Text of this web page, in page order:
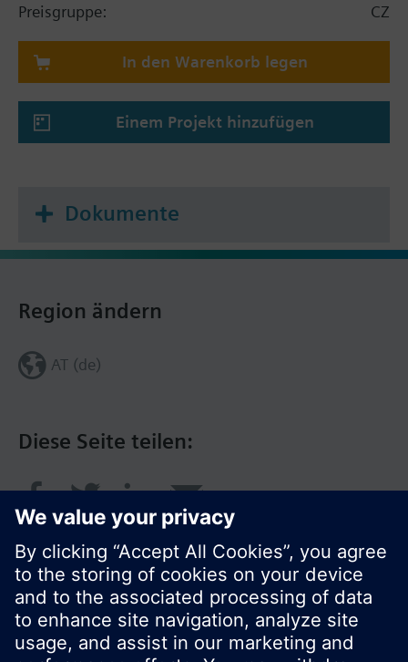
Preisgruppe:
CZ
In den Warenkorb legen
Einem Projekt hinzufügen
Dokumente
Diese Seite teilen:
Region ändern
AT (de)